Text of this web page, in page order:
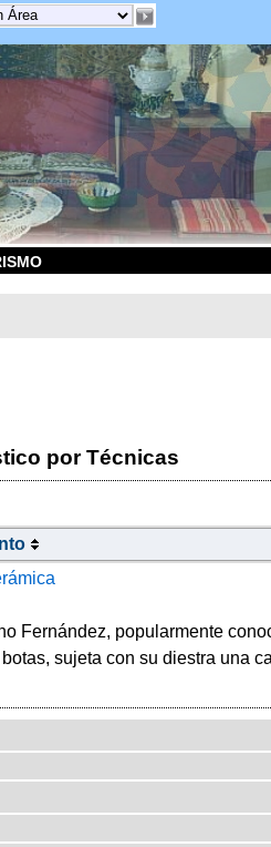
por Técnicas
Fernández, popularmente
sujeta con su diestra una